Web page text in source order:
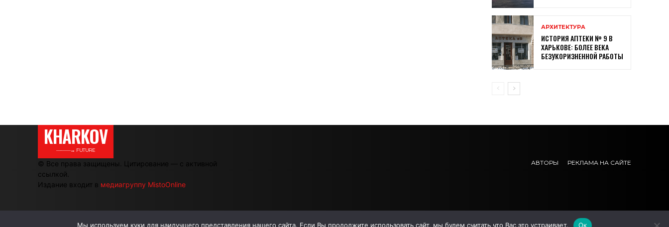
АРХИТЕКТУРА
ИСТОРИЯ АПТЕКИ № 9 В
ХАРЬКОВЕ: БОЛЕЕ ВЕКА
БЕЗУКОРИЗНЕННОЙ РАБОТЫ
KHARKOV
———→ FUTURE
© Все права защищены. Цитирование — с активной
ссылкой.
Издание входит в медиагруппу MistoOnline
АВТОРЫ РЕКЛАМА НА САЙТЕ
Мы используем куки для наилучшего представления нашего сайта. Если Вы продолжите использовать сайт, мы будем считать что Вас это устраивает. Ок